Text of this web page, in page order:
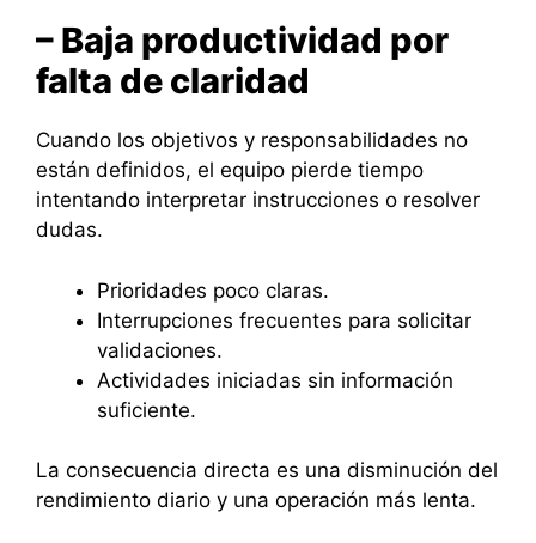
– Baja productividad por
falta de claridad
Cuando los objetivos y responsabilidades no
están definidos, el equipo pierde tiempo
intentando interpretar instrucciones o resolver
dudas.
Prioridades poco claras.
Interrupciones frecuentes para solicitar
validaciones.
Actividades iniciadas sin información
suficiente.
La consecuencia directa es una disminución del
rendimiento diario y una operación más lenta.